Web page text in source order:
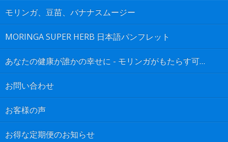
モリンガ、豆苗、バナナスムージー
MORINGA SUPER HERB 日本語パンフレット
あなたの健康が誰かの幸せに - モリンガがもたらす可能性は無限大
お問い合わせ
お客様の声
お得な定期便のお知らせ